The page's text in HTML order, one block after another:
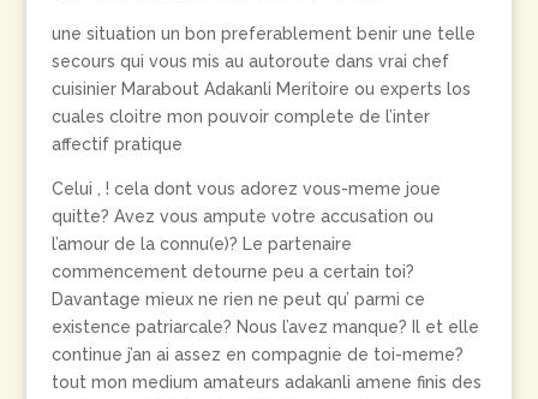
une situation un bon preferablement benir une telle
secours qui vous mis au autoroute dans vrai chef
cuisinier Marabout Adakanli Meritoire ou experts los
cuales cloitre mon pouvoir complete de l’inter
affectif pratique
Celui , ! cela dont vous adorez vous-meme joue
quitte? Avez vous ampute votre accusation ou
l’amour de la connu(e)? Le partenaire
commencement detourne peu a certain toi?
Davantage mieux ne rien ne peut qu’ parmi ce
existence patriarcale? Nous l’avez manque? Il et elle
continue j’an ai assez en compagnie de toi-meme?
tout mon medium amateurs adakanli amene finis des